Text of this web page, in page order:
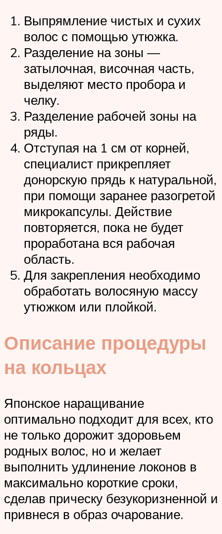
Выпрямление чистых и сухих
волос с помощью утюжка.
Разделение на зоны —
затылочная, височная часть,
выделяют место пробора и
челку.
Разделение рабочей зоны на
ряды.
Отступая на 1 см от корней,
специалист прикрепляет
донорскую прядь к натуральной,
при помощи заранее разогретой
микрокапсулы. Действие
повторяется, пока не будет
проработана вся рабочая
область.
Для закрепления необходимо
обработать волосяную массу
утюжком или плойкой.
Описание процедуры
на кольцах
Японское наращивание
оптимально подходит для всех, кто
не только дорожит здоровьем
родных волос, но и желает
выполнить удлинение локонов в
максимально короткие сроки,
сделав прическу безукоризненной и
привнеся в образ очарование.